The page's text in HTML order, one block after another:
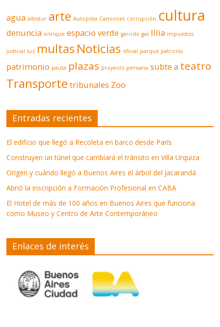
agua albistur arte Autopista Camiones corrupción cultura
denuncia enrique espacio verde garrido gas Illia impuestos
judicial luz multas Noticias oficial parque patricios
patrimonio pauta plazas proyecto persiana subte a teatro
Transporte tribunales Zoo
Entradas recientes
El edificio que llegó a Recoleta en barco desde París
Construyen un túnel que cambiará el tránsito en Villa Urquiza
Origen y cuándo llegó a Buenos Aires el árbol del Jacarandá
Abrió la inscripción a Formación Profesional en CABA
El Hotel de más de 100 años en Buenos Aires que funciona
como Museo y Centro de Arte Contemporáneo
Enlaces de interés